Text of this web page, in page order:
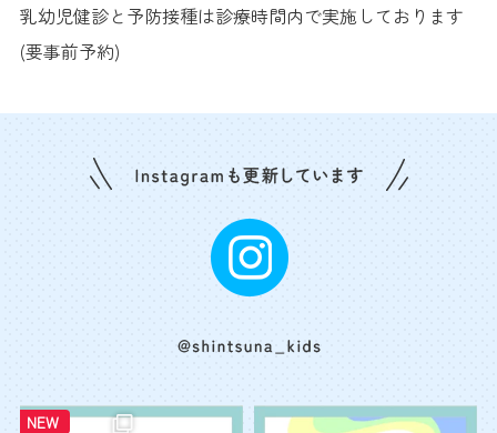
乳幼児健診と予防接種は診療時間内で実施しております
(要事前予約)